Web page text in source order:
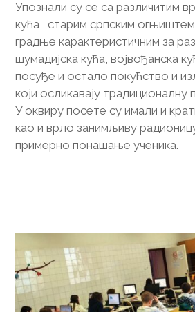
Упознали су се са различитим
кућа, старим српским
градње карактеристичним за
шумадијска кућа, војвођанска
посуђе и остало покућство и
који осликавају традиционалну
У оквиру посете су имали и
као и врло занимљиву
примерно понашање ученика.